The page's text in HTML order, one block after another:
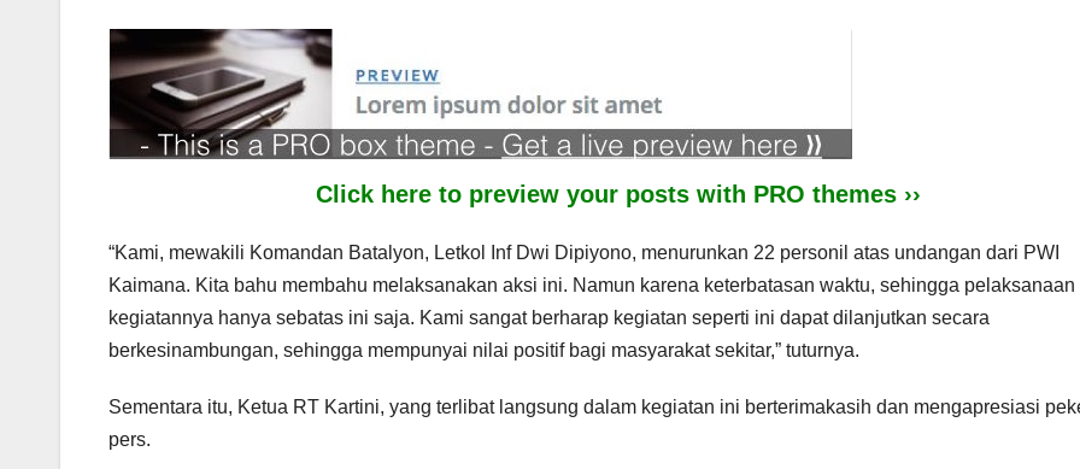
Click here to preview your posts with PRO themes ››
“Kami, mewakili Komandan Batalyon, Letkol Inf Dwi Dipiyono, menurunkan 22 personil atas undangan dari PWI
Kaimana. Kita bahu membahu melaksanakan aksi ini. Namun karena keterbatasan waktu, sehingga pelaksanaan
kegiatannya hanya sebatas ini saja. Kami sangat berharap kegiatan seperti ini dapat dilanjutkan secara
berkesinambungan, sehingga mempunyai nilai positif bagi masyarakat sekitar,” tuturnya.
Sementara itu, Ketua RT Kartini, yang terlibat langsung dalam kegiatan ini berterimakasih dan mengapresiasi
pers.